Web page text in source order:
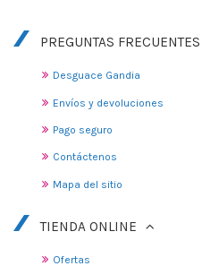
PREGUNTAS FRECUENTES
Desguace Gandia
Envíos y devoluciones
Pago seguro
Contáctenos
Mapa del sitio
TIENDA ONLINE
Ofertas